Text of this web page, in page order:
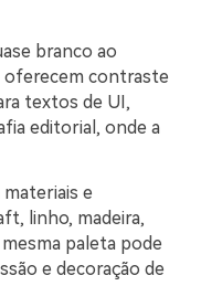
branco ao
contraste
textos de UI,
editorial, onde a
e
linho, madeira,
paleta pode
e decoração de